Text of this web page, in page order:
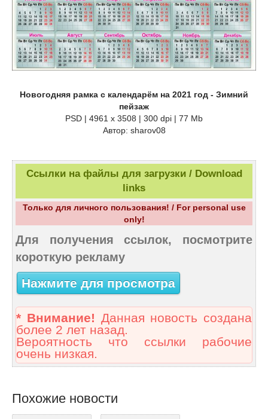
Новогодняя рамка с календарём на 2021 год - Зимний
пейзаж
PSD | 4961 х 3508 | 300 dpi | 77 Mb
Автор: sharov08
Ссылки на файлы для загрузки / Download
links
Только для личного пользования! / For personal use
only!
Для получения ссылок, посмотрите
короткую рекламу
Нажмите для просмотра
* Внимание! Данная новость создана
более 2 лет назад.
Вероятность что ссылки рабочие
очень низкая.
Похожие новости